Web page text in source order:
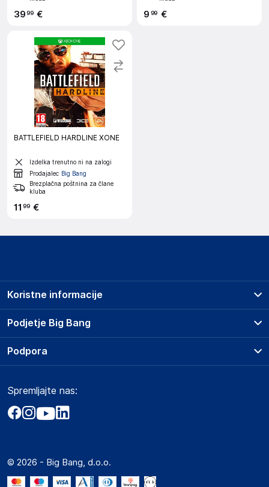
3999 € 9 99 €
BATTLEFIELD HARDLINE XONE
Izdelka trenutno ni na zalogi
Prodajalec Big Bang
Brezplačna poštnina za člane
kluba
11 99 €
Podjetje Big Bang
O podjetju
Obvestila za javnost
Akt o digitalnih storitvah
Marketplace za partnerje
Novosti
Koristne informacije
Prodajna mesta
Storitve
Dostava, vnos in odvoz
Zavarovanje izdelkov
Podpora
Marketplace
Kako oddati naročilo?
Spremljajte nas:
© 2026 - Big Bang, d.o.o.